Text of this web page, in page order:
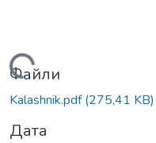
Вантажиться...
Файли
Kalashnik.pdf(275,41 KB)
Дата